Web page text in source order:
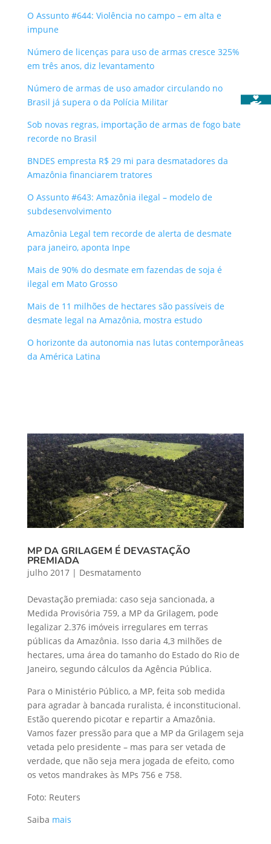
O Assunto #644: Violência no campo – em alta e
impune
Número de licenças para uso de armas cresce 325%
em três anos, diz levantamento
Número de armas de uso amador circulando no
Brasil já supera o da Polícia Militar
Sob novas regras, importação de armas de fogo bate
recorde no Brasil
BNDES empresta R$ 29 mi para desmatadores da
Amazônia financiarem tratores
O Assunto #643: Amazônia ilegal – modelo de
subdesenvolvimento
Amazônia Legal tem recorde de alerta de desmate
para janeiro, aponta Inpe
Mais de 90% do desmate em fazendas de soja é
ilegal em Mato Grosso
Mais de 11 milhões de hectares são passíveis de
desmate legal na Amazônia, mostra estudo
O horizonte da autonomia nas lutas contemporâneas
da América Latina
MP DA GRILAGEM É DEVASTAÇÃO
PREMIADA
julho 2017| Desmatamento
Devastação premiada: caso seja sancionada, a
Medida Provisória 759, a MP da Grilagem, pode
legalizar 2.376 imóveis irregulares em terras
públicas da Amazônia. Isso daria 4,3 milhões de
hectares, uma área do tamanho do Estado do Rio de
Janeiro, segundo cálculos da Agência Pública.
Para o Ministério Público, a MP, feita sob medida
para agradar à bancada ruralista, é inconstitucional.
Estão querendo picotar e repartir a Amazônia.
Vamos fazer pressão para que a MP da Grilagem seja
vetada pelo presidente – mas para ser vetada de
verdade, que não seja mera jogada de efeito, como
os vetos mandrakes às MPs 756 e 758.
Foto: Reuters
Saiba mais